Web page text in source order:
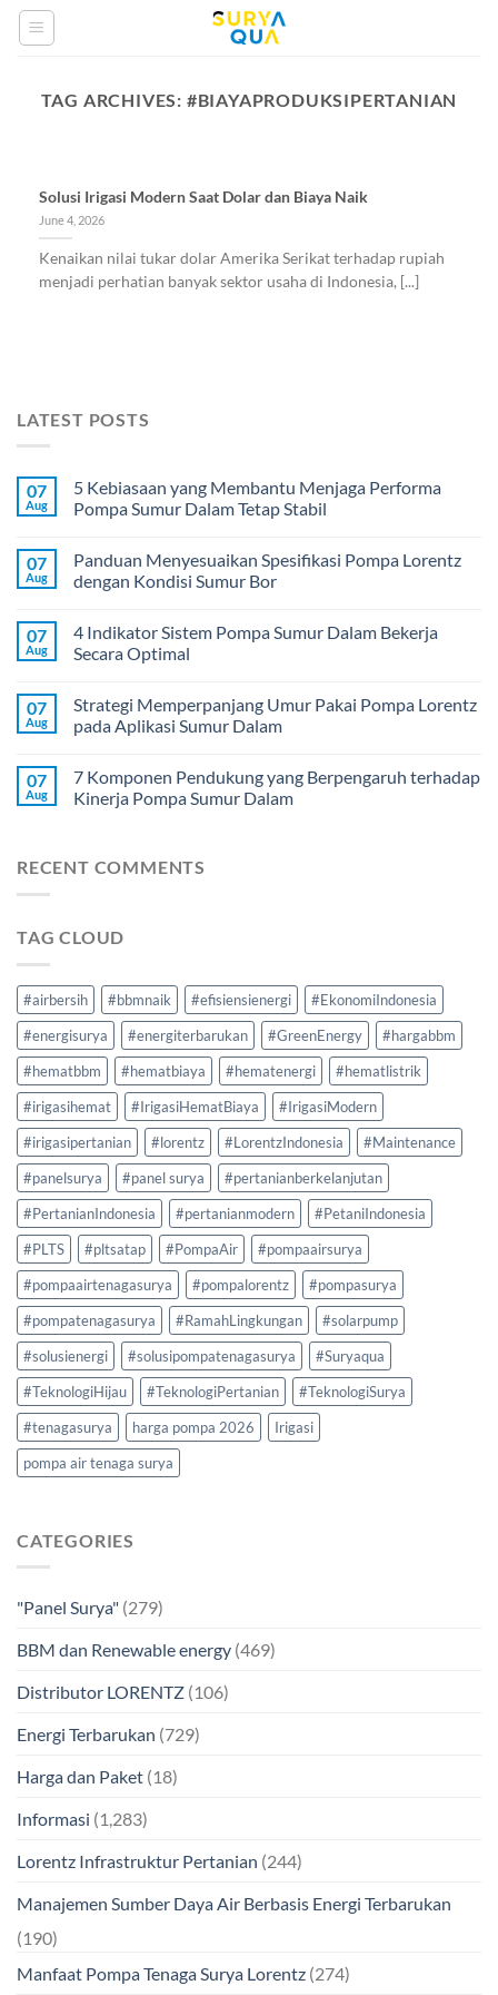
Skip
TAG ARCHIVES: #BIAYAPRODUKSIPERTANIAN
Solusi Irigasi Modern Saat Dolar dan Biaya Naik
June 4, 2026
Kenaikan nilai tukar dolar Amerika Serikat terhadap rupiah
menjadi perhatian banyak sektor usaha di Indonesia, [...]
LATEST POSTS
07
Aug
5 Kebiasaan yang Membantu Menjaga Performa
Pompa Sumur Dalam Tetap Stabil
07
Aug
Panduan Menyesuaikan Spesifikasi Pompa Lorentz
dengan Kondisi Sumur Bor
07
Aug
4 Indikator Sistem Pompa Sumur Dalam Bekerja
Secara Optimal
07
Aug
Strategi Memperpanjang Umur Pakai Pompa Lorentz
pada Aplikasi Sumur Dalam
07
Aug
7 Komponen Pendukung yang Berpengaruh terhadap
Kinerja Pompa Sumur Dalam
RECENT COMMENTS
TAG CLOUD
#airbersih #bbmnaik #efisiensienergi
#EkonomiIndonesia
#energisurya
#energiterbarukan #GreenEnergy
#hargabbm
#hematbbm
#hematbiaya #hematenergi
#hematlistrik
#irigasihemat
#IrigasiHematBiaya
#IrigasiModern
#irigasipertanian
#lorentz #LorentzIndonesia
#Maintenance
#panelsurya
#panel surya
#pertanianberkelanjutan
#PertanianIndonesia
#pertanianmodern
#PetaniIndonesia
#PLTS
#pltsatap #PompaAir
#pompaairsurya
#pompaairtenagasurya
#pompalorentz
#pompasurya
#pompatenagasurya
#RamahLingkungan
#solarpump
#solusienergi
#solusipompatenagasurya
#Suryaqua
#TeknologiHijau
#TeknologiPertanian
#TeknologiSurya
#tenagasurya
harga pompa 2026
Irigasi
pompa air tenaga surya
CATEGORIES
"Panel Surya" (279)
BBM dan Renewable energy (469)
Distributor LORENTZ (106)
Energi Terbarukan (729)
Harga dan Paket (18)
Informasi (1,283)
Lorentz Infrastruktur Pertanian (244)
Manajemen Sumber Daya Air Berbasis Energi Terbarukan
(190)
Manfaat Pompa Tenaga Surya Lorentz (274)